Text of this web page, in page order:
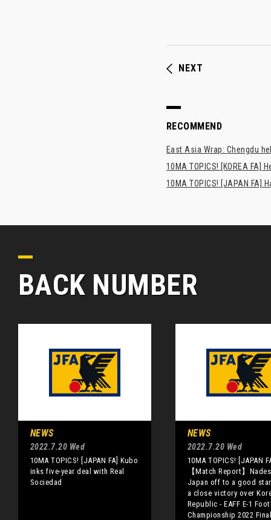
NEXT
RECOMMEND
East Asia Wrap: Chengdu
10MA TOPICS! [KOREA FA]
10MA TOPICS! [JAPAN
BACK NUMBER
NEWS
2022.7.20 Wed
10MA TOPICS! [JAPAN FA] Kubo
inks five-year deal with Real
Sociedad
NEWS
2022.7.20 Wed
10MA TOPICS! [JAPAN
【Match Report】
Japan off to a good
a close victory over
Republic - EAFF E-1
Championship 2022